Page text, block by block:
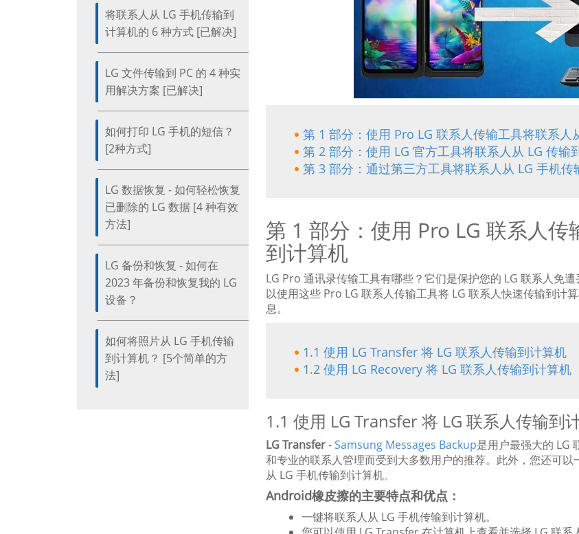
将联系人从 LG 手机传输到
计算机的 6 种方式 [已解决]
LG 文件传输到 PC 的 4 种实
用解决方案 [已解决]
如何打印 LG 手机的短信？
[2种方式]
LG 数据恢复 - 如何轻松恢复
已删除的 LG 数据 [4 种有效
方法]
LG 备份和恢复 - 如何在
2023 年备份和恢复我的 LG
设备？
如何将照片从 LG 手机传输
到计算机？ [5个简单的方
法]
第 1 部分：使用 Pro LG 联系人传输工具将联系人
第 2 部分：使用 LG 官方工具将联系人从 LG 传输
第 3 部分：通过第三方工具将联系人从 LG 手机传
第 1 部分：使用 Pro LG 联系人
到计算机
LG Pro 通讯录传输工具有哪些？它们是保护您的 LG 联系人免
以使用这些 Pro LG 联系人传输工具将 LG 联系人快速传输到计
息。
1.1 使用 LG Transfer 将 LG 联系人传输到计算机
1.2 使用 LG Recovery 将 LG 联系人传输到计算机
1.1 使用 LG Transfer 将 LG 联系人传输到
LG Transfer-Samsung Messages Backup是用户最强大的 LG
和专业的联系人管理而受到大多数用户的推荐。此外，您还可
从 LG 手机传输到计算机。
Android橡皮擦的主要特点和优点：
一键将联系人从 LG 手机传输到计算机。